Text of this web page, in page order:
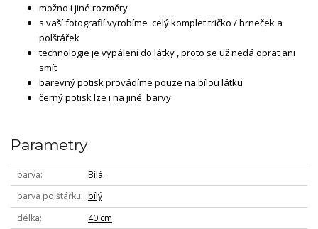
možno i jiné rozměry
s vaší fotografií vyrobíme celý komplet tričko / hrneček a
polštářek
technologie je vypálení do látky , proto se už nedá oprat ani
smít
barevný potisk provádíme pouze na bílou látku
černý potisk lze i na jiné barvy
Parametry
barva
Bílá
barva polštářku
bílý
délka
40 cm